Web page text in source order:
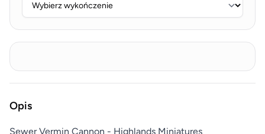
Opis
Sewer Vermin Cannon - Highlands Miniatures